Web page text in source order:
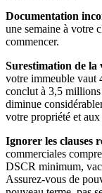
Documentation
une semaine à votre
commencer.
Surestimation de
votre immeuble vaut
conclut à 3,5
diminue
votre propriété et
Ignorer les clauses
commerciales
DSCR minimum,
Assurez-vous de